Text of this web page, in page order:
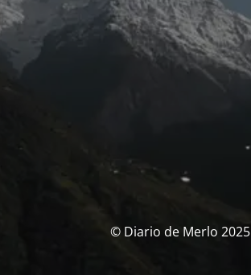
© Diario de Merlo 2025